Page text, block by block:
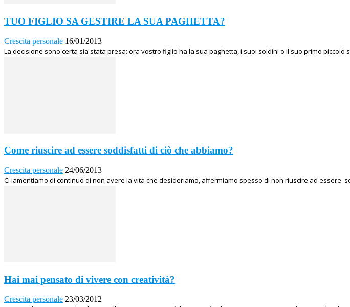
TUO FIGLIO SA GESTIRE LA SUA PAGHETTA?
Crescita personale 16/01/2013
La decisione sono certa sia stata presa: ora vostro figlio ha la sua paghetta, i suoi soldini o il suo primo
Come riuscire ad essere soddisfatti di ciò che abbiamo?
Crescita personale 24/06/2013
Ci lamentiamo di continuo di non avere la vita che desideriamo, affermiamo spesso di non riuscire ad essere
Hai mai pensato di vivere con creatività?
Crescita personale 23/03/2012